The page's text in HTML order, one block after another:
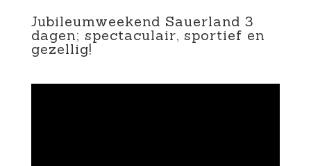
Jubileumweekend Sauerland 3
dagen; spectaculair, sportief en
gezellig!